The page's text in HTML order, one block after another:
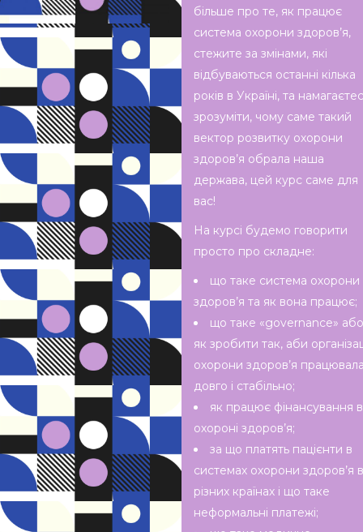
більше про те, як працює
система охорони здоров’я,
стежите за змінами, які
відбуваються останні кілька
років в Україні, та
зрозуміти, чому саме такий
вектор розвитку охорони
здоров’я обрала наша
держава, цей курс саме для
вас!
На курсі будемо говорити
просто про складне:
що таке система охорони
здоров’я та як вона працює;
що таке «governance» або
як зробити так, аби
охорони здоров’я
довго і стабільно;
як працює фінансування в
охороні здоров’я;
за що платять пацієнти в
системах охорони здоров’я в
різних країнах і що таке
неформальні платежі;